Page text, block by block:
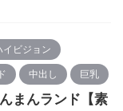
イビジョン
中出し 巨乳
まんランド【素